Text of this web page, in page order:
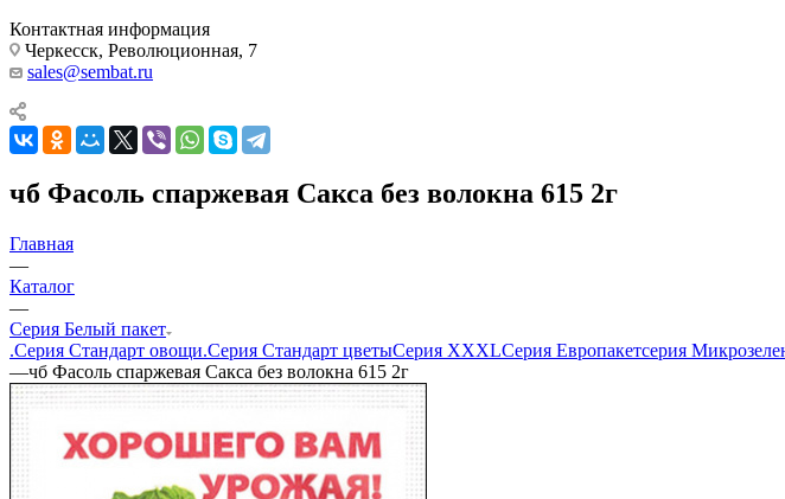
Контактная информация
Черкесск, Революционная, 7
sales@sembat.ru
чб Фасоль спаржевая Сакса без волокна 615 2г
Главная
—
Каталог
—
Серия Белый пакет
.Серия Стандарт овощи.Серия Стандарт цветыСерия XXXLСерия Европакетсерия
—чб Фасоль спаржевая Сакса без волокна 615 2г